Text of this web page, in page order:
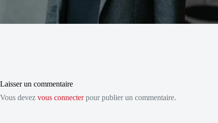
Laisser un commentaire
Vous devez vous connecterpour publier un commentaire.